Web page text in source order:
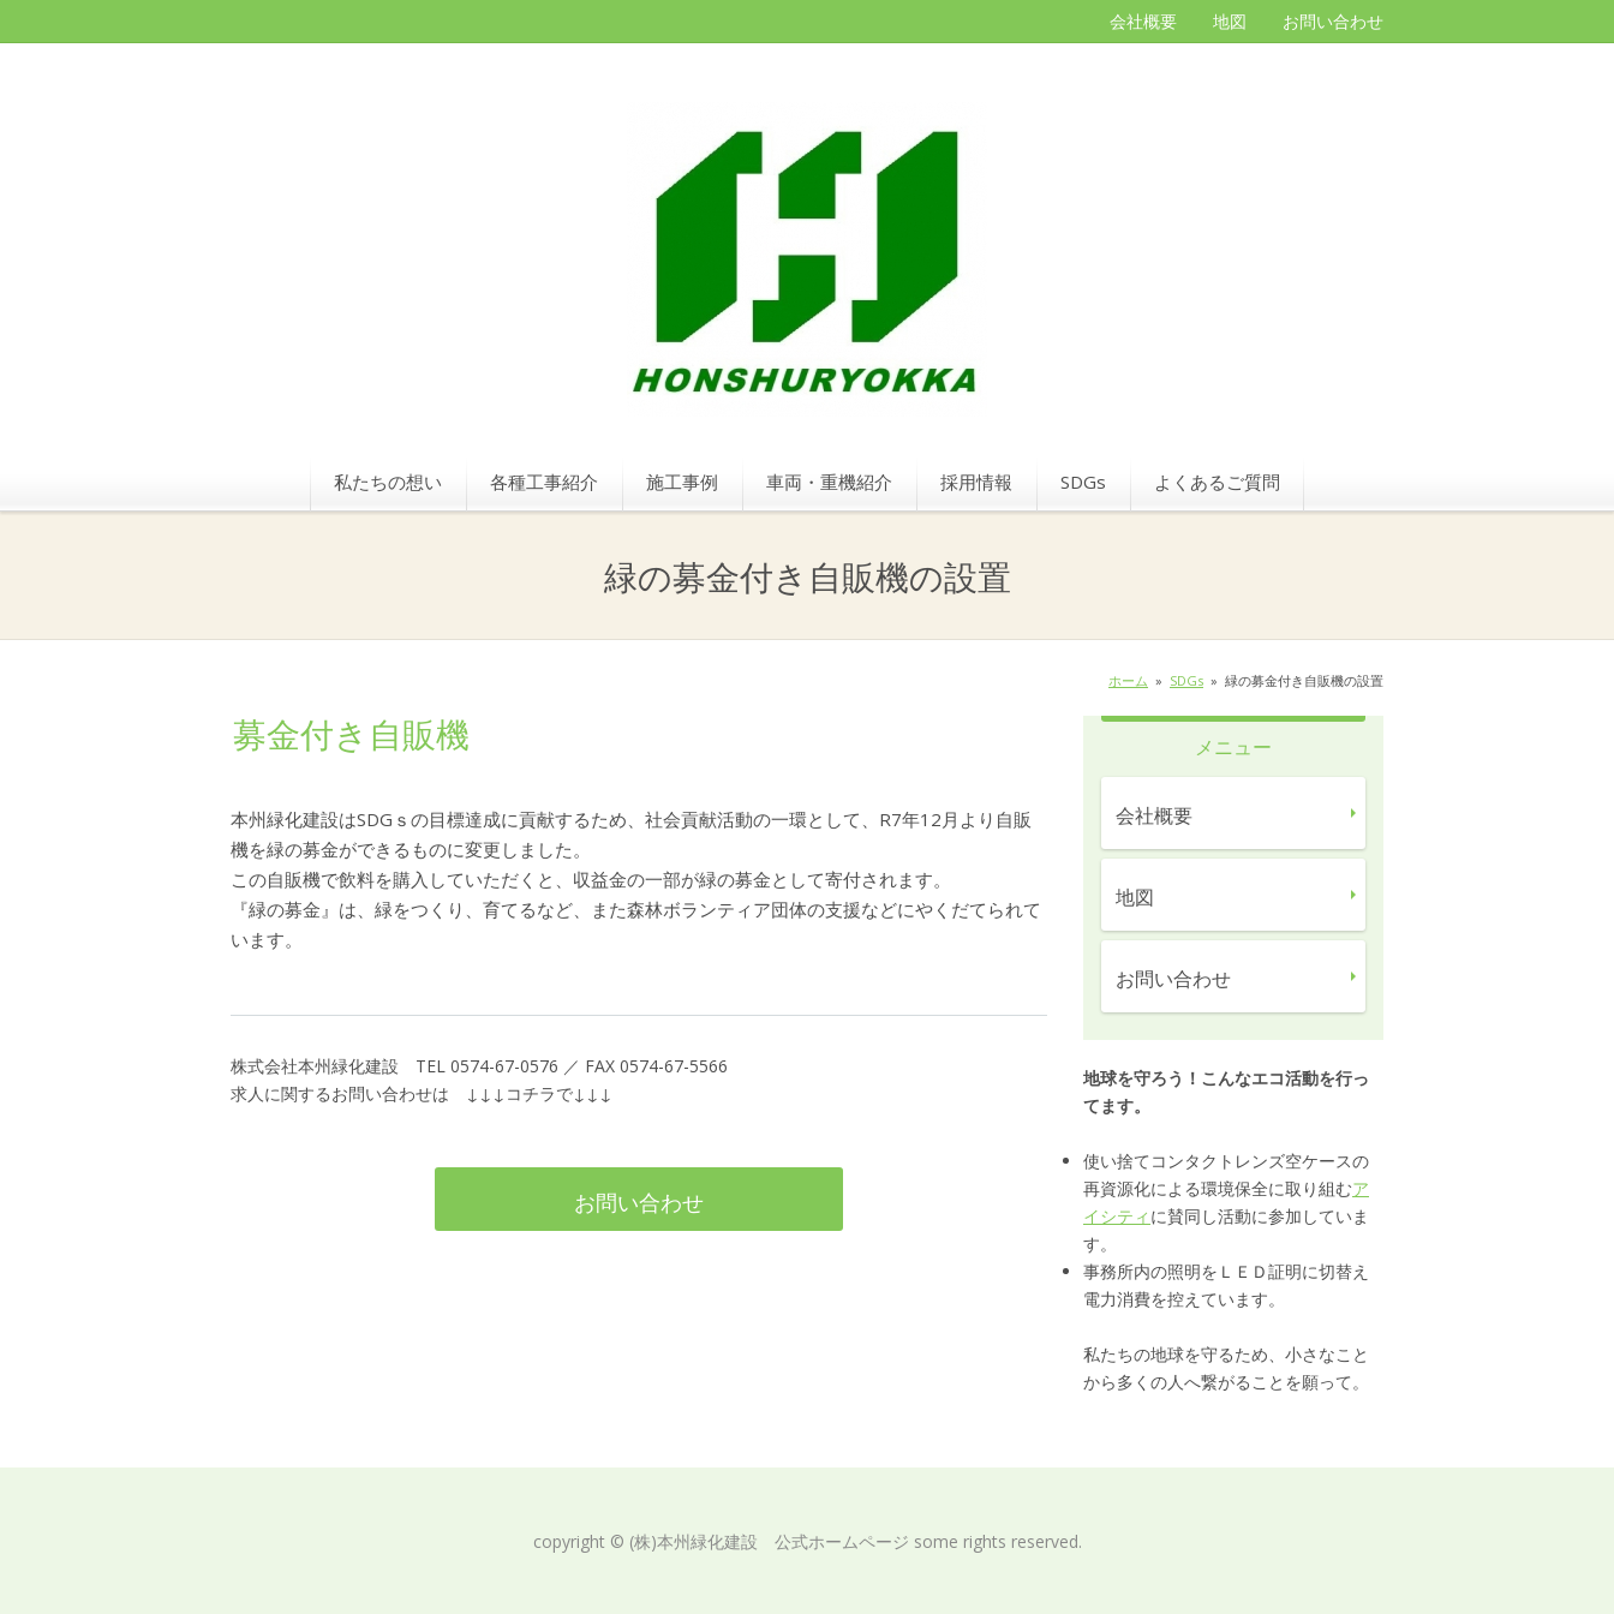
会社概要 地図 お問い合わせ
私たちの想い 各種工事紹介 施工事例 車両・重機紹介 採用情報 SDGs よくあるご質問
緑の募金付き自販機の設置
ホーム » SDGs » 緑の募金付き自販機の設置
募金付き自販機
本州緑化建設はSDGｓの目標達成に貢献するため、社会貢献活動の一環として、R7年12月より自販
機を緑の募金ができるものに変更しました。
この自販機で飲料を購入していただくと、収益金の一部が緑の募金として寄付されます。
『緑の募金』は、緑をつくり、育てるなど、また森林ボランティア団体の支援などにやくだてられて
います。
株式会社本州緑化建設 TEL 0574-67-0576 ／ FAX 0574-67-5566
求人に関するお問い合わせは ↓↓↓コチラで↓↓↓
お問い合わせ
メニュー
会社概要
地図
お問い合わせ
地球を守ろう！こんなエコ活動を行っ
てます。
使い捨てコンタクトレンズ空ケースの
再資源化による環境保全に取り組むア
イシティ に賛同し活動に参加していま
す。
事務所内の照明をＬＥＤ証明に切替え
電力消費を控えています。
私たちの地球を守るため、小さなこと
から多くの人へ繋がることを願って。
copyright © (株)本州緑化建設 公式ホームページ some rights reserved.